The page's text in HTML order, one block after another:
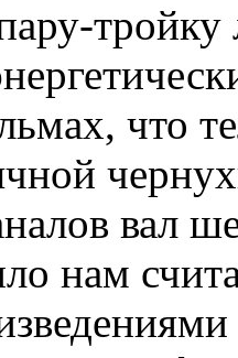
что
вал
нам